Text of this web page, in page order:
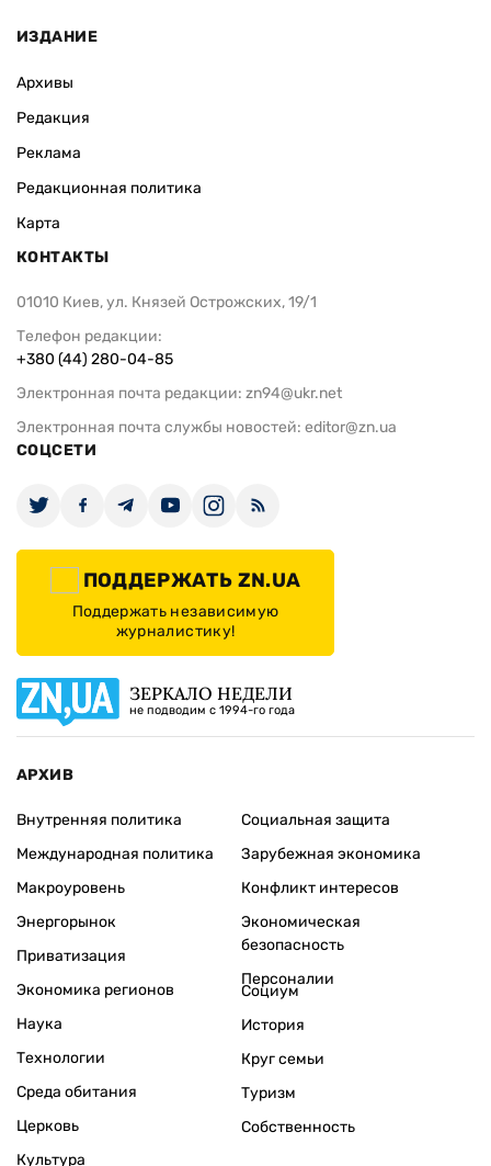
ИЗДАНИЕ
Архивы
Редакция
Реклама
Редакционная политика
Карта
КОНТАКТЫ
01010 Киев, ул. Князей Острожских, 19/1
Телефон редакции:
+380 (44) 280-04-85
Электронная почта редакции: zn94@ukr.net
Электронная почта службы новостей: editor@zn.ua
СОЦСЕТИ
ПОДДЕРЖАТЬ ZN.UA
Поддержать независимую
журналистику!
ЗЕРКАЛО НЕДЕЛИ
не подводим с 1994-го года
АРХИВ
Внутренняя политика
Международная политика
Макроуровень
Энергорынок
Приватизация
Экономика регионов
Социальная защита
Зарубежная экономика
Конфликт интересов
Экономическая
безопасность
Персоналии
Наука
Технологии
Среда обитания
Церковь
Культура
Социум
История
Круг семьи
Туризм
Собственность